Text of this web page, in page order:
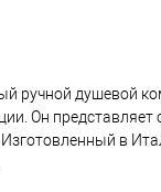
ручной душевой
Он представляет
в